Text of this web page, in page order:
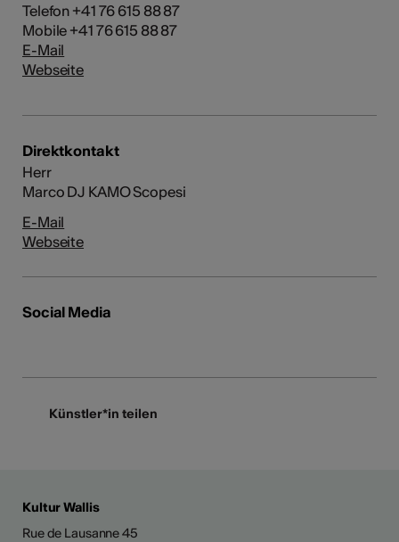
Telefon +41 76 615 88 87
Mobile +41 76 615 88 87
E-Mail
Webseite
Direktkontakt
Herr
Marco DJ KAMO Scopesi
E-Mail
Webseite
Social Media
Künstler*in teilen
Kultur Wallis
Rue de Lausanne 45